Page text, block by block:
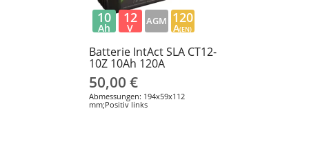
Batterie IntAct SLA CT12-
10Z 10Ah 120A
50,00 €
Abmessungen: 194x59x112
mm;Positiv links
10
Ah
12
V
AGM 120
A(EN)